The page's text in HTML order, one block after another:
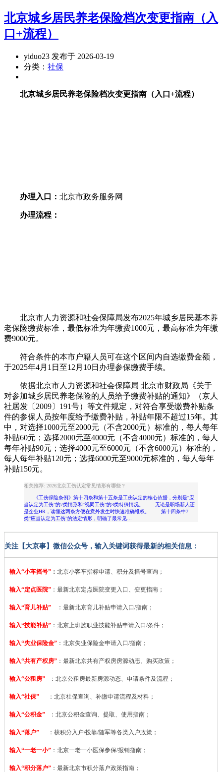
北京城乡居民养老保险档次变更指南（入
口+流程）
yiduo23 发布于 2026-03-19
分类： 社保
北京城乡居民养老保险档次变更指南（入口+流程）
办理入口： 北京市政务服务网
办理流程：
北京市人力资源和社会保障局发布2025年城乡居民基本养
老保险缴费标准，最低标准为年缴费1000元，最高标准为年缴
费9000元。
符合条件的本市户籍人员可在这个区间内自选缴费金额，
于2025年4月1日至12月10日办理参保缴费手续。
依据北京市人力资源和社会保障局 北京市财政局《关于
对参加城乡居民养老保险的人员给予缴费补贴的通知》（京人
社居发〔2009〕191号）等文件规定，对符合享受缴费补贴条
件的参保人员按年度给予缴费补贴，补贴年限不超过15年。其
中，对选择1000元至2000元（不含2000元）标准的，每人每年
补贴60元；选择2000元至4000元（不含4000元）标准的，每人
每年补贴90元；选择4000元至6000元（不含6000元）标准的，
每人每年补贴120元；选择6000元至9000元标准的，每人每年
补贴150元。
相关推荐: 2026北京工伤认定常见情形有哪些？
《工伤保险条例》第十四条和第十五条是工伤认定的核心依据，分别是“应
当认定为工伤”的7类情形和“视同工伤”的3类特殊情况。 无论是职场新人还
是企业HR，读懂这两条方便在意外发生时快速准确维权。 第十四条中7
类“应当认定为工伤”的法定情形，明确了最常见…
关注【大京事】微信公众号，输入关键词获得最新的相关信息：
输入“小车摇号” ： 北京小客车指标申请、积分及摇号查询；
输入“定点医院” ： 最新北京定点医院变更入口、变更指南；
输入“育儿补贴” ：最新北京育儿补贴申请入口/指南；
输入“技能补贴” ： 北京上班族职业技能补贴申请入口/条件；
输入“失业保险金” ：北京失业保险金申请入口/指南；
输入“共有产权房” ：最新北京共有产权房房源动态、购买政策；
输入“公租房” ：北京公租房最新房源动态、申请条件及流程；
输入“社保” ：北京社保查询、补缴申请流程及材料；
输入“公积金” ：北京公积金查询、提取、使用指南；
输入“落户” ：获积分入户/投靠/随军等各类入户政策；
输入“一老一小” ：北京一老一小医保参保/报销指南；
输入“积分落户” ：最新北京市积分落户政策指南；